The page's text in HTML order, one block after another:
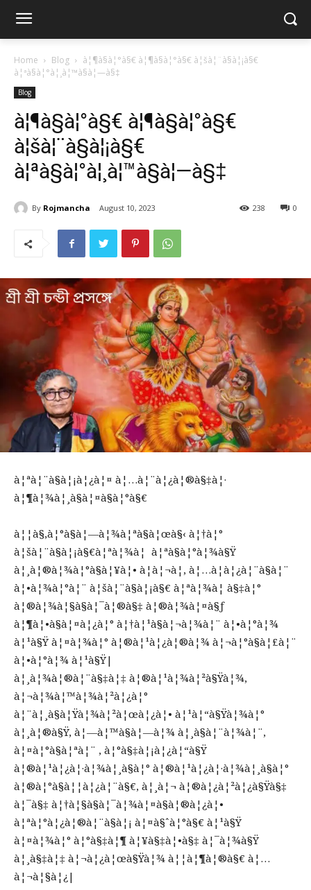
Home Blog
à¦¶à§à¦°à§€ à¦¶à§à¦°à§€ à¦šà¦¨à§à¦¡à§€
à¦ªà§à¦°à¦¸à¦™à§à¦—à§‡
Blog
à¦¶à§à¦°à§€ à¦¶à§à¦°à§€
à¦šà¦¨à§à¦¡à§€
à¦ªà§à¦°à¦¸à¦™à§à¦—à§‡
By Rojmancha August 10, 2023 0
238
à¦ªà¦¨à§à¦¡à¦¿à¦¤ à¦…à¦¨à¦¿à¦®à§‡à¦·
à¦¶à¦¾à¦¸à§à¦¤à§à¦°à§€
à¦¦à§‚à¦°à§à¦—à¦¾à¦ªà§à¦œà§‹ à¦†à¦°
à¦šà¦¨à§à¦¡à§€à¦ªà¦¾à¦ à¦ªà§à¦°à¦¾à§Ÿ
à¦¸à¦®à¦¾à¦°à§à¦¥à¦• à¦à¦¬à¦‚ à¦…à¦­à¦¿à¦¨à§à¦¨
à¦•à¦¾à¦°à¦¨ à¦šà¦¨à§à¦¡à§€ à¦ªà¦¾à¦ à§‡à¦°
à¦®à¦¾à¦§à§à¦¯à¦®à§‡ à¦®à¦¾à¦¤à§ƒ
à¦¶à¦•à§à¦¤à¦¿à¦° à¦†à¦¹à§à¦¬à¦¾à¦¨ à¦•à¦°à¦¾
à¦¹à§Ÿ à¦¤à¦¾à¦° à¦®à¦¹à¦¿à¦®à¦¾ à¦¬à¦°à§à¦£à¦¨
à¦•à¦°à¦¾ à¦¹à§Ÿ|
à¦¸à¦¾à¦®à¦¨à§‡à¦‡ à¦®à¦¹à¦¾à¦²à§Ÿà¦¾,
à¦¬à¦¾à¦™à¦¾à¦²à¦¿à¦°
à¦¨à¦¸à§à¦Ÿà¦¾à¦²à¦œà¦¿à¦• à¦¹à¦“à§Ÿà¦¾à¦°
à¦¸à¦®à§Ÿ, à¦—à¦™à§à¦—à¦¾ à¦¸à§à¦¨à¦¾à¦¨,
à¦¤à¦°à§à¦ªà¦¨ , à¦°à§‡à¦¡à¦¿à¦“à§Ÿ
à¦®à¦¹à¦¿à¦·à¦¾à¦¸à§à¦° à¦®à¦¹à¦¿à¦·à¦¾à¦¸à§à¦°
à¦®à¦°à§à¦¦à¦¿à¦¨à§€, à¦¸à¦¬ à¦®à¦¿à¦²à¦¿à§Ÿà§‡
à¦¯à§‡ à¦†à¦§à§à¦¯à¦¾à¦¤à§à¦®à¦¿à¦•
à¦ªà¦°à¦¿à¦®à¦¨à§à¦¡ à¦¤à§ˆà¦°à§€ à¦¹à§Ÿ
à¦¤à¦¾à¦° à¦°à§‡à¦¶ à¦¥à§‡à¦•à§‡ à¦¯à¦¾à§Ÿ
à¦¸à§‡à¦‡ à¦¬à¦¿à¦œà§Ÿà¦¾ à¦¦à¦¶à¦®à§€ à¦…
à¦¬à¦§à¦¿|